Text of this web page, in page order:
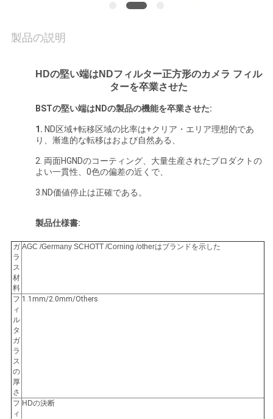
連
を
要
求
し
な
さ
い
製品の説明
HDの堅い端はNDフィルター正方形のカメラ フィル
ターを卒業させた
BSTの堅い端はNDの製品の機能を卒業させた:
1. ND区域+転移区域の比率は+クリア・エリア理想的であ
り、漸進的な転移はおよび自然ある、
2. 両面HGNDのコーティング、大量生産されたプロダクトの
よい一貫性、0色の偏差の近くで、
3.ND価値停止は正確である。
製品仕様書:
ガ
ラ
ス
材
料
AGC /Germany SCHOTT /Corning /otherはブランドを示した
フ
ィ
ル
タ
ガ
ラ
ス
の
厚
さ
1.1mm/2.0mm/Others
フ
ィ
HDの決断